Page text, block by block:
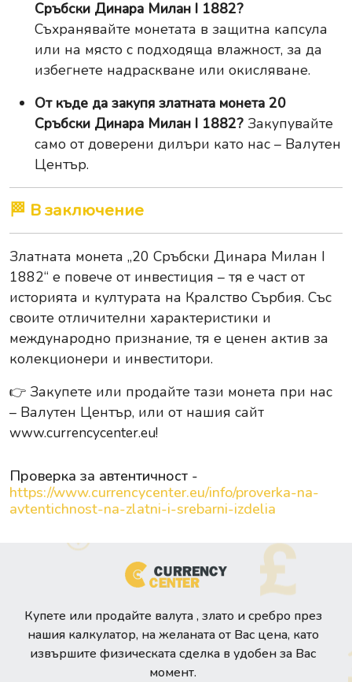
Сръбски Динара Милан I 1882?
Съхранявайте монетата в защитна капсула
или на място с подходяща влажност, за да
избегнете надраскване или окисляване.
От къде да закупя златната монета 20
Сръбски Динара Милан I 1882? Закупувайте
само от доверени дилъри като нас – Валутен
Център.
🏁 В заключение
Златната монета „20 Сръбски Динара Милан I
1882“ е повече от инвестиция – тя е част от
историята и културата на Кралство Сърбия. Със
своите отличителни характеристики и
международно признание, тя е ценен актив за
колекционери и инвеститори.
👉 Закупете или продайте тази монета при нас
– Валутен Център, или от нашия сайт
www.currencycenter.eu!
Проверка за автентичност -
https://www.currencycenter.eu/info/proverka-na-
avtentichnost-na-zlatni-i-srebarni-izdelia
Купете или продайте валута , злато и сребро през
нашия калкулатор, на желаната от Вас цена, като
извършите физическата сделка в удобен за Вас
момент.